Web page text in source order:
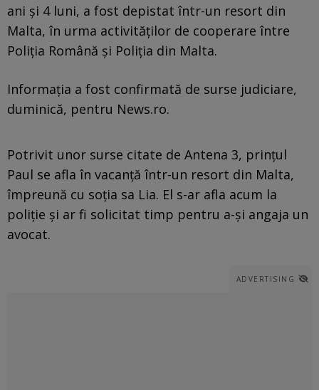
ani și 4 luni, a fost depistat într-un resort din
Malta, în urma activităţilor de cooperare între
Poliţia Română şi Poliţia din Malta.
Informația a fost confirmată de surse judiciare,
duminică, pentru News.ro.
Potrivit unor surse citate de Antena 3, prinţul
Paul se afla în vacanţă într-un resort din Malta,
împreună cu soţia sa Lia. El s-ar afla acum la
poliție și ar fi solicitat timp pentru a-și angaja un
avocat.
ADVERTISING